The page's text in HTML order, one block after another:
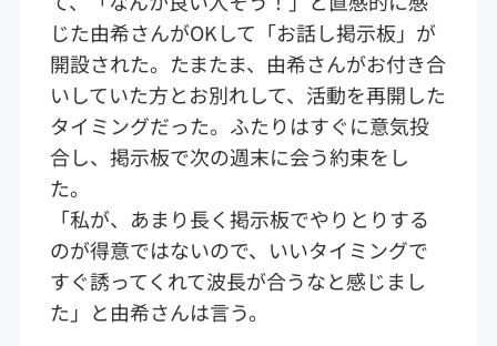
じた由希さんがOKして「お話し掲示板」が
開設された。たまたま、由希さんがお付き合
いしていた方とお別れして、活動を再開した
タイミングだった。ふたりはすぐに意気投
合し、掲示板で次の週末に会う約束をし
た。
「私が、あまり長く掲示板でやりとりする
のが得意ではないので、いいタイミングで
すぐ誘ってくれて波長が合うなと感じまし
た」と由希さんは言う。